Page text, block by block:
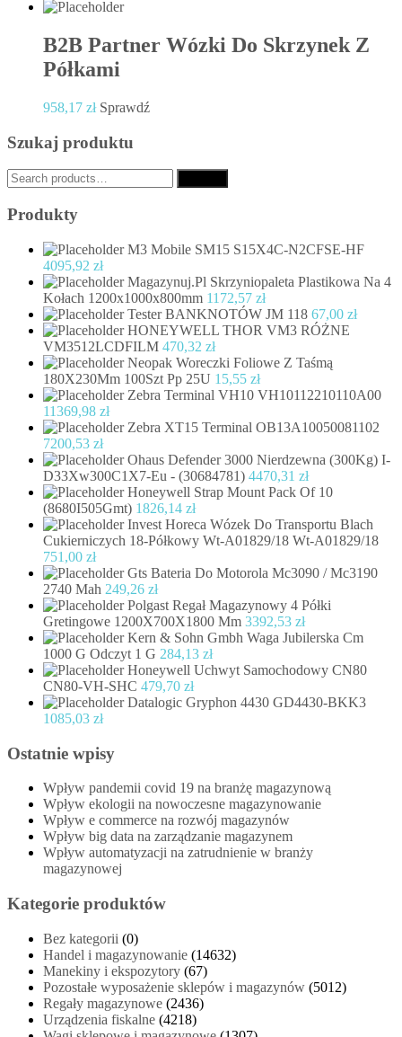
B2B Partner Wózki Do Skrzynek Z
Półkami
958,17 zł Sprawdź
Szukaj produktu
Search
for:
Produkty
M3 Mobile SM15 S15X4C-N2CFSE-HF
4095,92 zł
Magazynuj.Pl Skrzyniopaleta Plastikowa Na 4
Kołach 1200x1000x800mm 1172,57 zł
Tester BANKNOTÓW JM 118 67,00 zł
HONEYWELL THOR VM3 RÓŻNE
VM3512LCDFILM 470,32 zł
Neopak Woreczki Foliowe Z Taśmą
180X230Mm 100Szt Pp 25U 15,55 zł
Zebra Terminal VH10 VH10112210110A00
11369,98 zł
Zebra XT15 Terminal OB13A10050081102
7200,53 zł
Ohaus Defender 3000 Nierdzewna (300Kg) I-
D33Xw300C1X7-Eu - (30684781) 4470,31 zł
Honeywell Strap Mount Pack Of 10
(8680I505Gmt) 1826,14 zł
Invest Horeca Wózek Do Transportu Blach
Cukierniczych 18-Półkowy Wt-A01829/18 Wt-A01829/18
751,00 zł
Gts Bateria Do Motorola Mc3090 / Mc3190
2740 Mah 249,26 zł
Polgast Regał Magazynowy 4 Półki
Gretingowe 1200X700X1800 Mm 3392,53 zł
Kern & Sohn Gmbh Waga Jubilerska Cm
1000 G Odczyt 1 G 284,13 zł
Honeywell Uchwyt Samochodowy CN80
CN80-VH-SHC 479,70 zł
Datalogic Gryphon 4430 GD4430-BKK3
1085,03 zł
Ostatnie wpisy
Wpływ pandemii covid 19 na branżę magazynową
Wpływ ekologii na nowoczesne magazynowanie
Wpływ e commerce na rozwój magazynów
Wpływ big data na zarządzanie magazynem
Wpływ automatyzacji na zatrudnienie w branży
magazynowej
Kategorie produktów
Bez kategorii (0)
Handel i magazynowanie (14632)
Manekiny i ekspozytory (67)
Pozostałe wyposażenie sklepów i magazynów (5012)
Regały magazynowe (2436)
Urządzenia fiskalne (4218)